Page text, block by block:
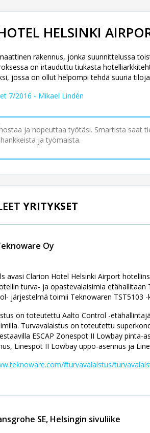
HELSINKI
rakennus, jonka suunnittelussa
on irtauduttu tiukasta
jossa on ollut helpompi tehdä suuria
7/2016 - Mikael Lindén
ja nopeuttaa työtäsi. Smartista saat
ja työmaista.
YRITYKSET
Oy
avasi Clarion Hotel Helsinki Airport
turva- ja opastevalaisimia
järjestelmä toimii Teknowaren TST5103
on toteutettu Aalto Control -
Turvavalaistus on toteutettu
ESCAP Zonespot II Lowbay
Linespot II Lowbay uppo-asennus ja
fi/turvavalaistus/
SE, Helsingin sivuliike